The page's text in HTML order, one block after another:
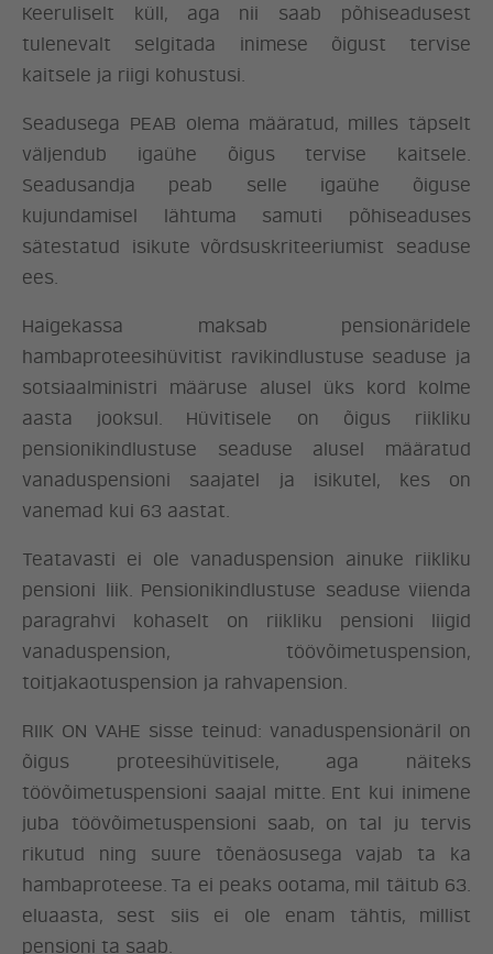
ERAKOND
UUDISED
LÖÖ KAASA
KONTAKT
Keeruliselt küll, aga nii saab põhiseadusest
tulenevalt selgitada inimese õigust tervise
kaitsele ja riigi kohustusi.
Seadusega PEAB olema määratud, milles täpselt
väljendub igaühe õigus tervise kaitsele.
Seadusandja peab selle igaühe õiguse
kujundamisel lähtuma samuti põhiseaduses
sätestatud isikute võrdsuskriteeriumist seaduse
ees.
Haigekassa maksab pensionäridele
hambaproteesihüvitist ravikindlustuse seaduse ja
sotsiaalministri määruse alusel üks kord kolme
aasta jooksul. Hüvitisele on õigus riikliku
pensionikindlustuse seaduse alusel määratud
vanaduspensioni saajatel ja isikutel, kes on
vanemad kui 63 aastat.
Teatavasti ei ole vanaduspension ainuke riikliku
pensioni liik. Pensionikindlustuse seaduse viienda
paragrahvi kohaselt on riikliku pensioni liigid
vanaduspension, töövõimetuspension,
toitjakaotuspension ja rahvapension.
RIIK ON VAHE sisse teinud: vanaduspensionäril on
õigus proteesihüvitisele, aga näiteks
töövõimetuspensioni saajal mitte. Ent kui inimene
juba töövõimetuspensioni saab, on tal ju tervis
rikutud ning suure tõenäosusega vajab ta ka
hambaproteese. Ta ei peaks ootama, mil täitub 63.
eluaasta, sest siis ei ole enam tähtis, millist
pensioni ta saab.